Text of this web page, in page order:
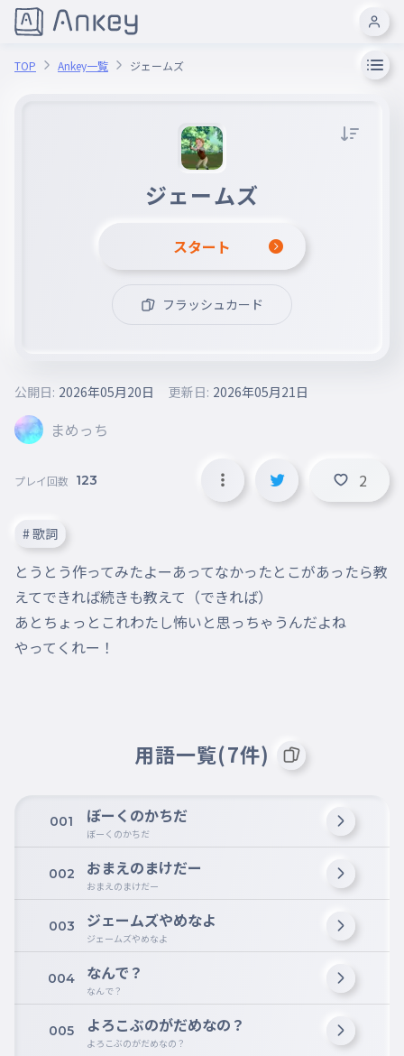
TOP Ankey一覧 ジェームズ
ジェームズ
スタート
フラッシュカード
まめっち
公開日: 2026年05月20日 更新日: 2026年05月21日
プレイ回数 123 2
# 歌詞
とうとう作ってみたよーあってなかったとこがあったら教
えてできれば続きも教えて（できれば）
あとちょっとこれわたし怖いと思っちゃうんだよね
やってくれー！
用語一覧(7件)
001 ぼーくのかちだ
ぼーくのかちだ
002 おまえのまけだー
おまえのまけだー
003 ジェームズやめなよ
ジェームズやめなよ
004 なんで？
なんで？
005 よろこぶのがだめなの？
よろこぶのがだめなの？